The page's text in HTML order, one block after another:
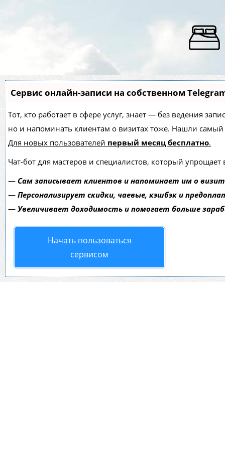
Сервис онлайн-записи на собственном
Тот, кто работает в сфере услуг, знает — без ведения
но и напоминать клиентам о визитах тоже. Нашли
Для новых пользователей первый месяц бесплатно.
Чат-бот для мастеров и специалистов, который упрощает
— Сам записывает клиентов и напоминает им о
— Персонализирует скидки, чаевые, кэшбэк и
— Увеличивает доходимость и помогает больше
Начать пользоваться
сервисом